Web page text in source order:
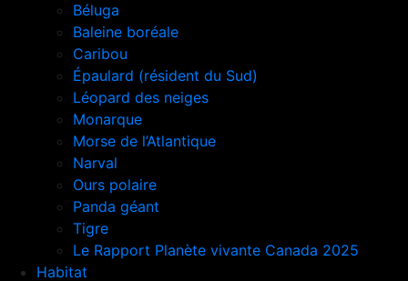
Béluga
Baleine boréale
Caribou
Épaulard (résident du Sud)
Léopard des neiges
Monarque
Morse de l’Atlantique
Narval
Ours polaire
Panda géant
Tigre
Le Rapport Planète vivante Canada 2025
Habitat